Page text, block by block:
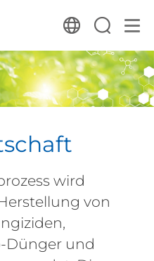
wird
von
Dünger und